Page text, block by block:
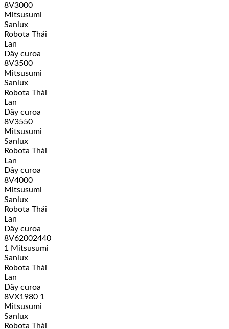
8V3000
Mitsusumi
Sanlux
Robota Thái
Lan
Dây curoa
8V3500
Mitsusumi
Sanlux
Robota Thái
Lan
Dây curoa
8V3550
Mitsusumi
Sanlux
Robota Thái
Lan
Dây curoa
8V4000
Mitsusumi
Sanlux
Robota Thái
Lan
Dây curoa
8V62002440
1 Mitsusumi
Sanlux
Robota Thái
Lan
Dây curoa
8VX1980 1
Mitsusumi
Sanlux
Robota Thái